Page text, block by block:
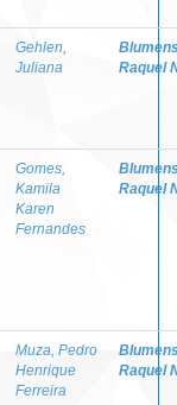
Gehlen,
Juliana
Raquel
Gomes,
Kamila
Karen
Fernandes
Raquel
Muza, Pedro
Henrique
Ferreira
Raquel